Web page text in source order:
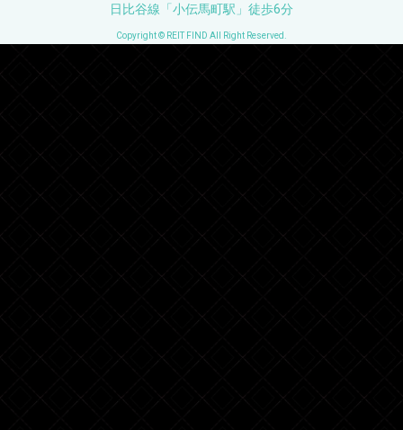
日比谷線「小伝馬町駅」徒歩6分
Copyright © REIT FIND All Right Reserved.